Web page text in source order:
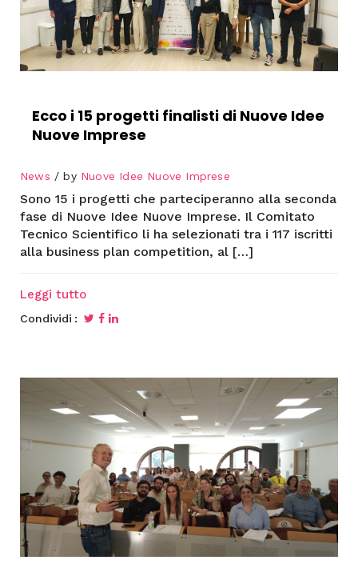
Ecco i 15 progetti finalisti di Nuove Idee
Nuove Imprese
News by Nuove Idee Nuove Imprese
Sono 15 i progetti che parteciperanno alla seconda
fase di Nuove Idee Nuove Imprese. Il Comitato
Tecnico Scientifico li ha selezionati tra i 117 iscritti
alla business plan competition, al […]
Leggi tutto
Condividi